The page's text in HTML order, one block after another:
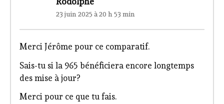
9 COMMENTAIRES
Rodolphe
23 juin 2025 à 20 h 53 min
Merci Jérôme pour ce comparatif.